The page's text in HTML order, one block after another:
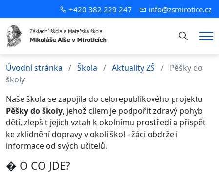
+420 382 229 247 info@zsmirotice.cz
Hledání
Úvodní stránka Škola Aktuality ZŠ
Pěšky do
školy
Naše škola se zapojila do celorepublikového projektu
Pěšky do školy, jehož cílem je podpořit zdravý pohyb
dětí, zlepšit jejich vztah k okolnímu prostředí a přispět
ke zklidnění dopravy v okolí škol - žáci obdrželi
informace od svých učitelů.
� O CO JDE?